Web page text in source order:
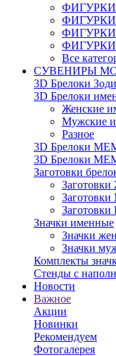
Все
СУВЕНИРЫ
3D Брелоки
3D Брелоки
Женские
Мужские
Разное
3D Брелоки
3D Брелоки
Заготовки
Заготовки
Значки именные
Значки
Значки
Комплекты
Стенды с
Новости
Важное
Акции
Новинки
Рекомендуем
Фотогалерея